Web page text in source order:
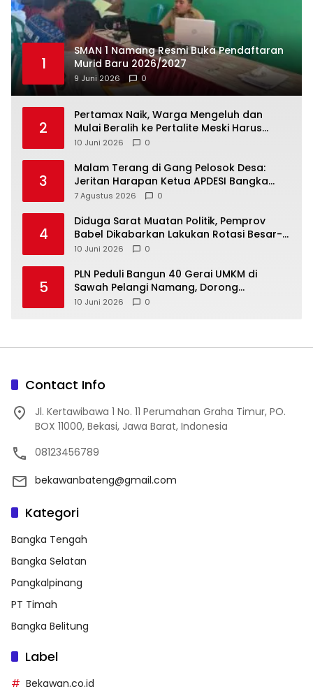
1
SMAN 1 Namang Resmi Buka Pendaftaran
Murid Baru 2026/2027
9 Juni 2026 0
2
‎Pertamax Naik, Warga Mengeluh dan
Mulai Beralih ke Pertalite Meski Harus
10 Juni 2026 0
3
Malam Terang di Gang Pelosok Desa:
Jeritan Harapan Ketua APDESI Bangka
Tengah untuk PLN Babel
7 Agustus 2026 0
4
‎Diduga Sarat Muatan Politik, Pemprov
Babel Dikabarkan Lakukan Rotasi Besar-
10 Juni 2026 0
5
‎PLN Peduli Bangun 40 Gerai UMKM di
Sawah Pelangi Namang, Dorong
10 Juni 2026 0
Contact Info
Jl. Kertawibawa 1 No. 11 Perumahan Graha Timur, PO.
BOX 11000, Bekasi, Jawa Barat, Indonesia
08123456789
bekawanbateng@gmail.com
Kategori
Bangka Tengah
Bangka Selatan
Pangkalpinang
PT Timah
Bangka Belitung
Label
Bekawan.co.id